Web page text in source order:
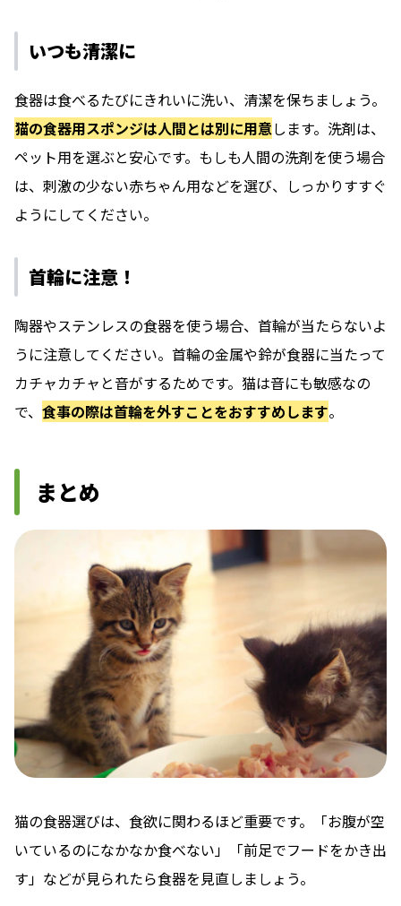
いつも清潔に
食器は食べるたびにきれいに洗い、清潔を保ちましょう。
猫の食器用スポンジは人間とは別に用意します。洗剤は、
ペット用を選ぶと安心です。もしも人間の洗剤を使う場合
は、刺激の少ない赤ちゃん用などを選び、しっかりすすぐ
ようにしてください。
首輪に注意！
陶器やステンレスの食器を使う場合、首輪が当たらないよ
うに注意してください。首輪の金属や鈴が食器に当たって
カチャカチャと音がするためです。猫は音にも敏感なの
で、 食事の際は首輪を外すことをおすすめします。
まとめ
猫の食器選びは、食欲に関わるほど重要です。「お腹が空
いているのになかなか食べない」「前足でフードをかき出
す」などが見られたら食器を見直しましょう。